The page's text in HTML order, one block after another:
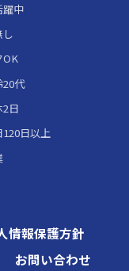
躍中
し
OK
20代
日
日以上
情報保護方針
お問い合わせ